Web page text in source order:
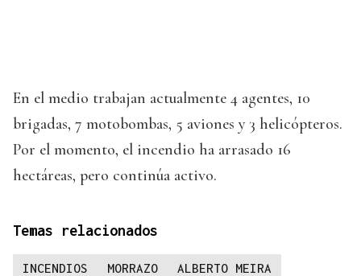
En el medio trabajan actualmente 4 agentes, 10
brigadas, 7 motobombas, 5 aviones y 3 helicópteros.
Por el momento, el incendio ha arrasado 16
hectáreas, pero continúa activo.
Temas relacionados
INCENDIOS MORRAZO ALBERTO MEIRA